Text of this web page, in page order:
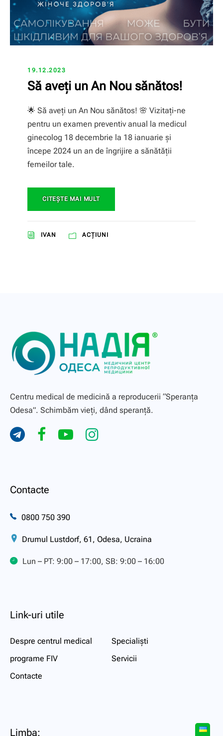
19.12.2023
Să aveți un An Nou sănătos!
🌟 Să aveți un An Nou sănătos! 🌸 Vizitați-ne
pentru un examen preventiv anual la medicul
ginecolog 18 decembrie la 18 ianuarie și
începe 2024 un an de îngrijire a sănătății
femeilor tale.
CITEŞTE MAI MULT
IVAN ACȚIUNI
Centru medical de medicină a reproducerii “Speranţa
Odesa”. Schimbăm vieți, dând speranță.
Contacte
0800 750 390
Drumul Lustdorf, 61, Odesa, Ucraina
Lun – PT: 9:00 – 17:00, SB: 9:00 – 16:00
Link-uri utile
Despre centrul medical
Specialiști
programe FIV
Servicii
Contacte
Limba: